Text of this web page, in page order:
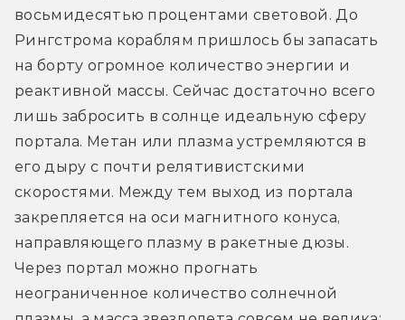
восьмидесятью процентами световой. До
Рингстрома кораблям пришлось бы запасать
на борту огромное количество энергии и
реактивной массы. Сейчас достаточно всего
лишь забросить в солнце идеальную сферу
портала. Метан или плазма устремляются в
его дыру с почти релятивистскими
скоростями. Между тем выход из портала
закрепляется на оси магнитного конуса,
направляющего плазму в ракетные дюзы.
Через портал можно прогнать
неограниченное количество солнечной